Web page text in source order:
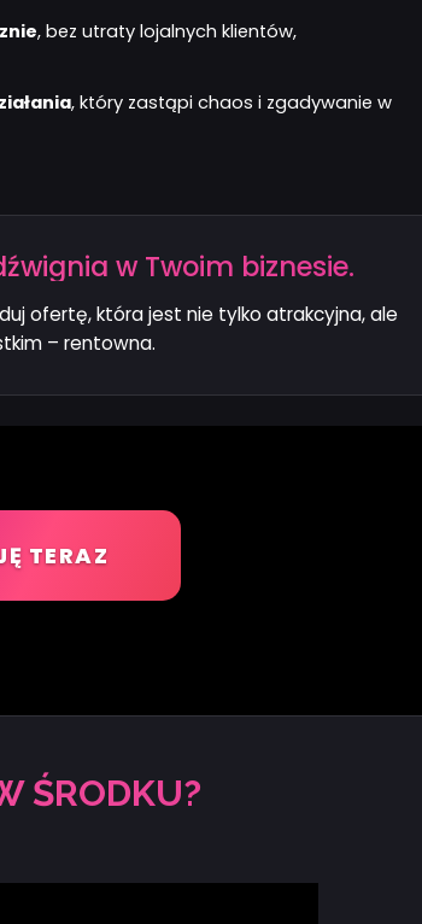
, bez utraty lojalnych klientów,
, który zastąpi chaos i zgadywanie w
w Twoim biznesie.
ofertę, która jest nie tylko atrakcyjna, ale
– rentowna.
TERAZ
ŚRODKU?